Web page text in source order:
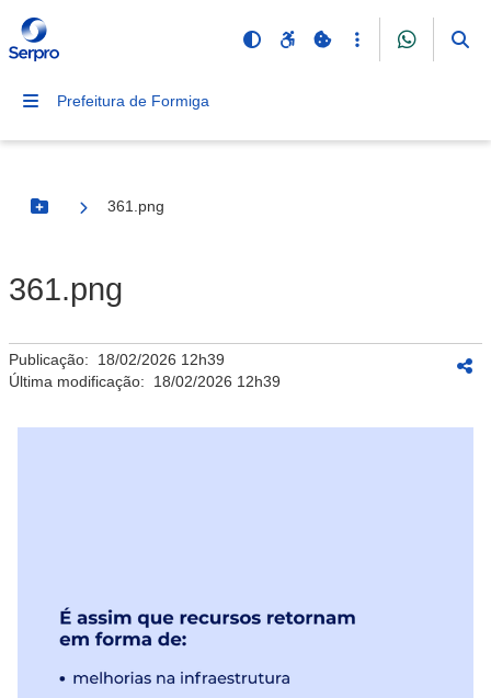
Prefeitura de Formiga
Botão Menu
361.png
361.png
Publicação: 18/02/2026 12h39
Última modificação: 18/02/2026 12h39